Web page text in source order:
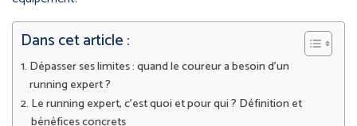
Dans cet article :
Dépasser ses limites : quand le coureur a besoin d’un
running expert ?
Le running expert, c’est quoi et pour qui ? Définition et